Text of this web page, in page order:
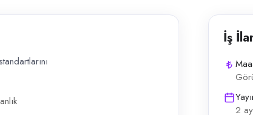
bir Odyolog arayışındadır. İşitme testleri, hasta
İş
2